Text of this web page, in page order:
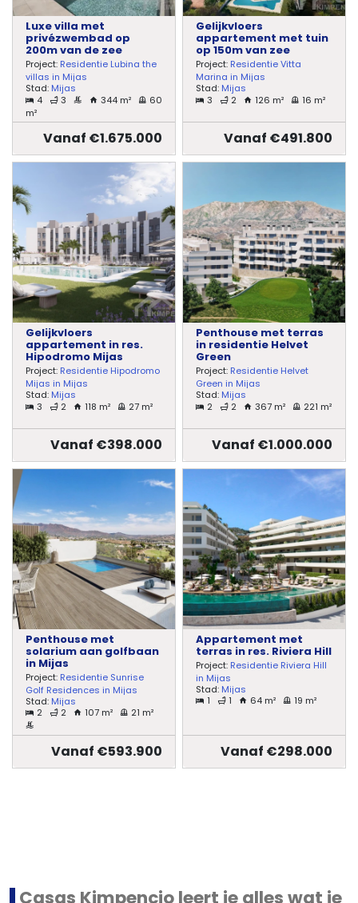
Luxe villa met
privézwembad op
200m van de zee
Project: Residentie Lubina the
villas in Mijas
Stad: Mijas
4
3 344 m²
60
m²
Vanaf €1.675.000
Gelijkvloers
appartement met tuin
op 150m van zee
Project: Residentie Vitta
Marina in Mijas
Stad: Mijas
3
2 126 m² 16 m²
Vanaf €491.800
Gelijkvloers
appartement in res.
Hipodromo Mijas
Project: Residentie Hipodromo
Mijas in Mijas
Stad: Mijas
3
2 118 m² 27 m²
Vanaf €398.000
Penthouse met terras
in residentie Helvet
Green
Project: Residentie Helvet
Green in Mijas
Stad: Mijas
2
2 367 m² 221 m²
Vanaf €1.000.000
Penthouse met
solarium aan golfbaan
in Mijas
Project: Residentie Sunrise
Golf Residences in Mijas
Stad: Mijas
2
2 107 m² 21 m²
Vanaf €593.900
Appartement met
terras in res. Riviera Hill
Project: Residentie Riviera Hill
in Mijas
Stad: Mijas
1
1 64 m² 19 m²
Vanaf €298.000
Casas Kimpencio leert je alles wat je